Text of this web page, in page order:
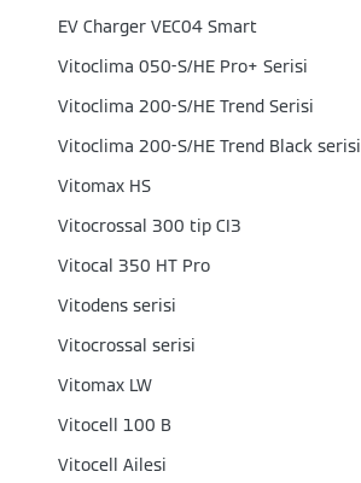
EV Charger VEC04 Smart
Vitoclima 050-S/HE Pro+ Serisi
Vitoclima 200-S/HE Trend Serisi
Vitoclima 200-S/HE Trend Black serisi
Vitomax HS
Vitocrossal 300 tip CI3
Vitocal 350 HT Pro
Vitodens serisi
Vitocrossal serisi
Vitomax LW
Vitocell 100 B
Vitocell Ailesi